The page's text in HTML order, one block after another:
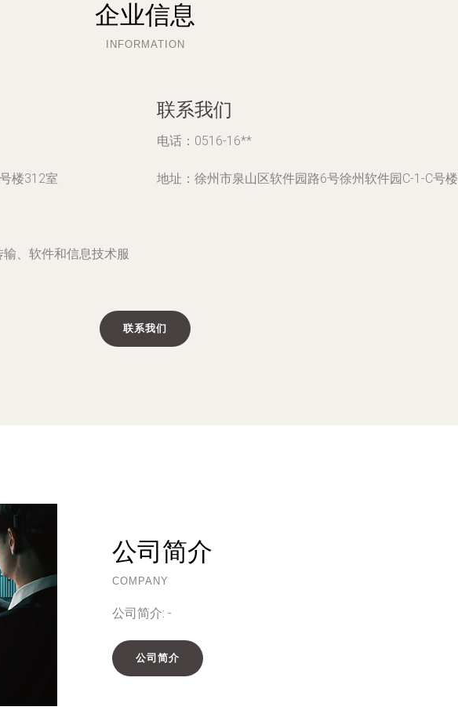
企业信息
INFORMATION
楼312室
、软件和信息技术服
联系我们
电话：0516-16**
地址：徐州市泉山区软件园路6号徐州软件园C-1-C号
联系我们
公司简介
COMPANY
公司简介: -
公司简介